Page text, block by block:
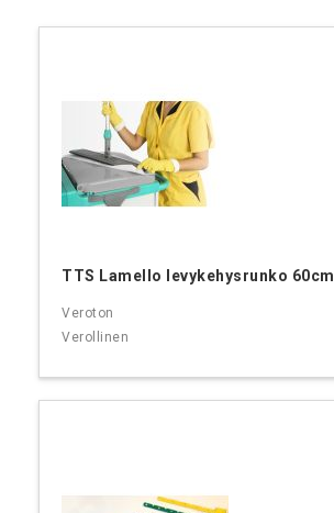
TTS Lamello levykehysrunko 60cm